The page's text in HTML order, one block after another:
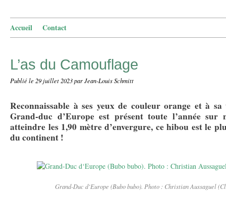
Accueil Contact
L’as du Camouflage
Publié le 29 juillet 2023par Jean-Louis Schmitt
Reconnaissable à ses yeux de couleur orange et à
Grand-duc d’Europe est présent toute l’année
atteindre les 1,90 mètre d’envergure, ce hibou est le
du continent !
Grand-Duc d‘Europe (Bubo bubo). Photo : Christian Aussaguel